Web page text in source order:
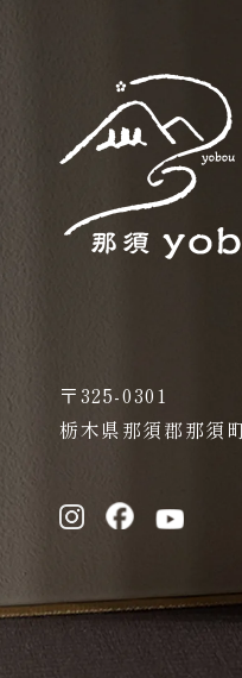
〒325-0301
栃木県那須郡那須